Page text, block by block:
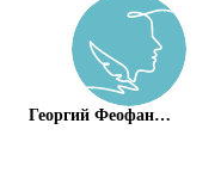
Георгий Феофан